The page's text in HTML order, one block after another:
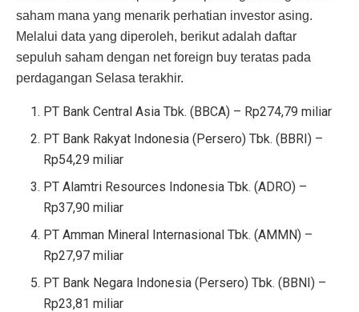
saham mana yang menarik perhatian investor asing.
Melalui data yang diperoleh, berikut adalah daftar
sepuluh saham dengan net foreign buy teratas pada
perdagangan Selasa terakhir.
PT Bank Central Asia Tbk. (BBCA) – Rp274,79 miliar
PT Bank Rakyat Indonesia (Persero) Tbk. (BBRI) –
Rp54,29 miliar
PT Alamtri Resources Indonesia Tbk. (ADRO) –
Rp37,90 miliar
PT Amman Mineral Internasional Tbk. (AMMN) –
Rp27,97 miliar
PT Bank Negara Indonesia (Persero) Tbk. (BBNI) –
Rp23,81 miliar